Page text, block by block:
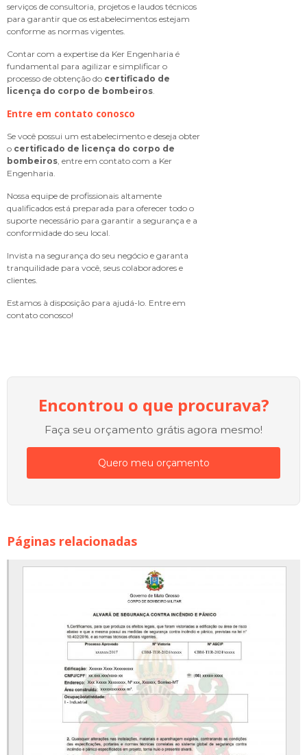
serviços de consultoria, projetos e laudos técnicos
para garantir que os estabelecimentos estejam
conforme as normas vigentes.
Contar com a expertise da Ker Engenharia é
fundamental para agilizar e simplificar o
processo de obtenção do certificado de
licença do corpo de bombeiros
Entre em contato conosco
Se você possui um estabelecimento e deseja obter
o certificado de licença do corpo de
bombeiros , entre em contato com a Ker
Engenharia.
Nossa equipe de profissionais altamente
qualificados está preparada para oferecer todo o
suporte necessário para garantir a segurança e a
conformidade do seu local.
Invista na segurança do seu negócio e garanta
tranquilidade para você, seus colaboradores e
clientes.
Estamos à disposição para ajudá-lo. Entre em
contato conosco!
Encontrou o que procurava?
Faça seu orçamento grátis agora mesmo!
Quero meu orçamento
Páginas relacionadas